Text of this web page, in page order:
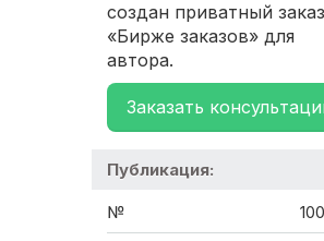
создан приватный
«Бирже заказов» для
автора.
Заказать
Публикация:
№